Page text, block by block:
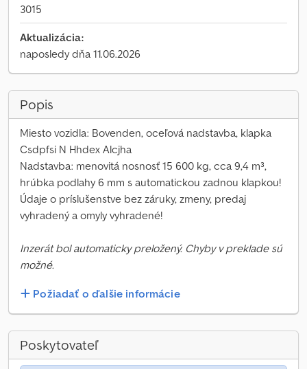
3015
Aktualizácia:
naposledy dňa 11.06.2026
Popis
Miesto vozidla: Bovenden, oceľová nadstavba, klapka
Csdpfsi N Hhdex Alcjha
Nadstavba: menovitá nosnosť 15 600 kg, cca 9,4 m³,
hrúbka podlahy 6 mm s automatickou zadnou klapkou!
Údaje o príslušenstve bez záruky, zmeny, predaj
vyhradený a omyly vyhradené!
Inzerát bol automaticky preložený. Chyby v preklade sú
možné.
Požiadať o ďalšie informácie
Poskytovateľ